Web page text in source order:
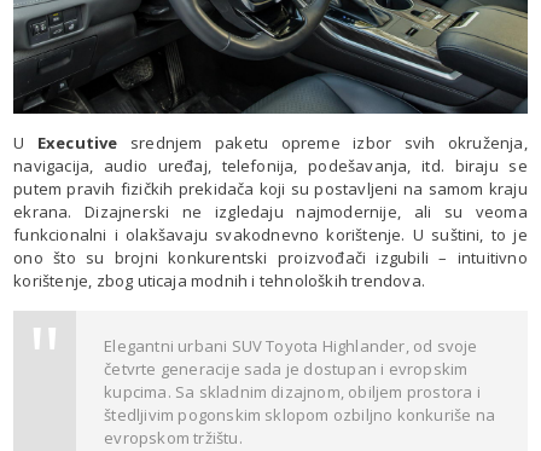
U Executive srednjem paketu opreme izbor svih okruženja,
navigacija, audio uređaj, telefonija, podešavanja, itd. biraju se
putem pravih fizičkih prekidača koji su postavljeni na samom kraju
ekrana. Dizajnerski ne izgledaju najmodernije, ali su veoma
funkcionalni i olakšavaju svakodnevno korištenje. U suštini, to je
ono što su brojni konkurentski proizvođači izgubili – intuitivno
korištenje, zbog uticaja modnih i tehnoloških trendova.
Elegantni urbani SUV Toyota Highlander, od svoje
četvrte generacije sada je dostupan i evropskim
kupcima. Sa skladnim dizajnom, obiljem prostora i
štedljivim pogonskim sklopom ozbiljno konkuriše na
evropskom tržištu.